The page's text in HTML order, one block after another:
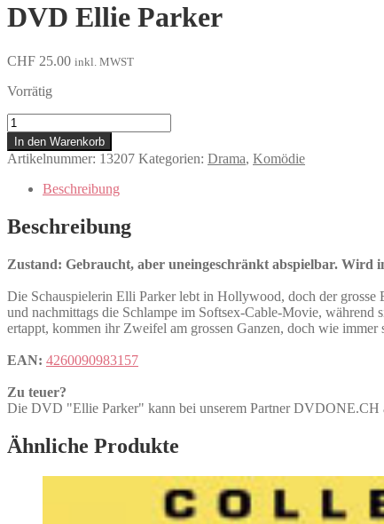
DVD Ellie Parker
CHF 25.00 inkl. MWST
Vorrätig
Ellie
Parker
Menge
In den Warenkorb
Artikelnummer: 13207 Kategorien: Drama, Komödie
Beschreibung
Beschreibung
Zustand: Gebraucht, aber uneingeschränkt abspielbar. Wird
Die Schauspielerin Elli Parker lebt in Hollywood, doch der grosse
und nachmittags die Schlampe im Softsex-Cable-Movie, während
ertappt, kommen ihr Zweifel am grossen Ganzen, doch wie
EAN: 4260090983157
Zu teuer?
Die DVD "Ellie Parker" kann bei unserem Partner DVDONE.CH
Ähnliche Produkte